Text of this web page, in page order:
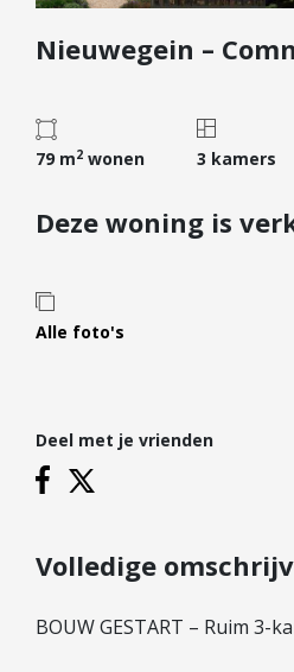
Diensten
Kopen
Huren
Verhuren
Verzekeren
Projectontwikkelaars
Hypotheekadvies
Hypotheek oversluiten
Starterslening
Banken
Nieuwegein –
79 m2 wonen 3 kamers
Deze woning is
Alle foto's
Deel met je vrienden
Volledige
BOUW GESTART – Ruim 3-